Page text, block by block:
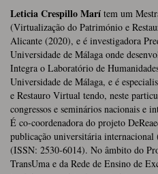
Leticia Crespillo Marí tem um
(Virtualização do Património e
Alicante (2020), e é investigadora
Universidade de Málaga onde
Integra o Laboratório de
Universidade de Málaga, e é
e Restauro Virtual tendo, neste
congressos e seminários nacionais e
É co-coordenadora do projeto
publicação universitária
(ISSN: 2530-6014). No âmbito do
TransUma e da Rede de Ensino de